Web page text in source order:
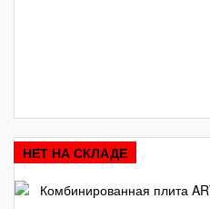
НЕТ НА СКЛАДЕ